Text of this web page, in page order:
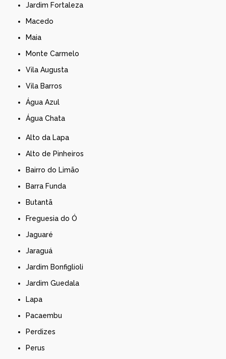
Jardim Fortaleza
Macedo
Maia
Monte Carmelo
Vila Augusta
Vila Barros
Água Azul
Água Chata
Alto da Lapa
Alto de Pinheiros
Bairro do Limão
Barra Funda
Butantã
Freguesia do Ó
Jaguaré
Jaraguá
Jardim Bonfiglioli
Jardim Guedala
Lapa
Pacaembu
Perdizes
Perus